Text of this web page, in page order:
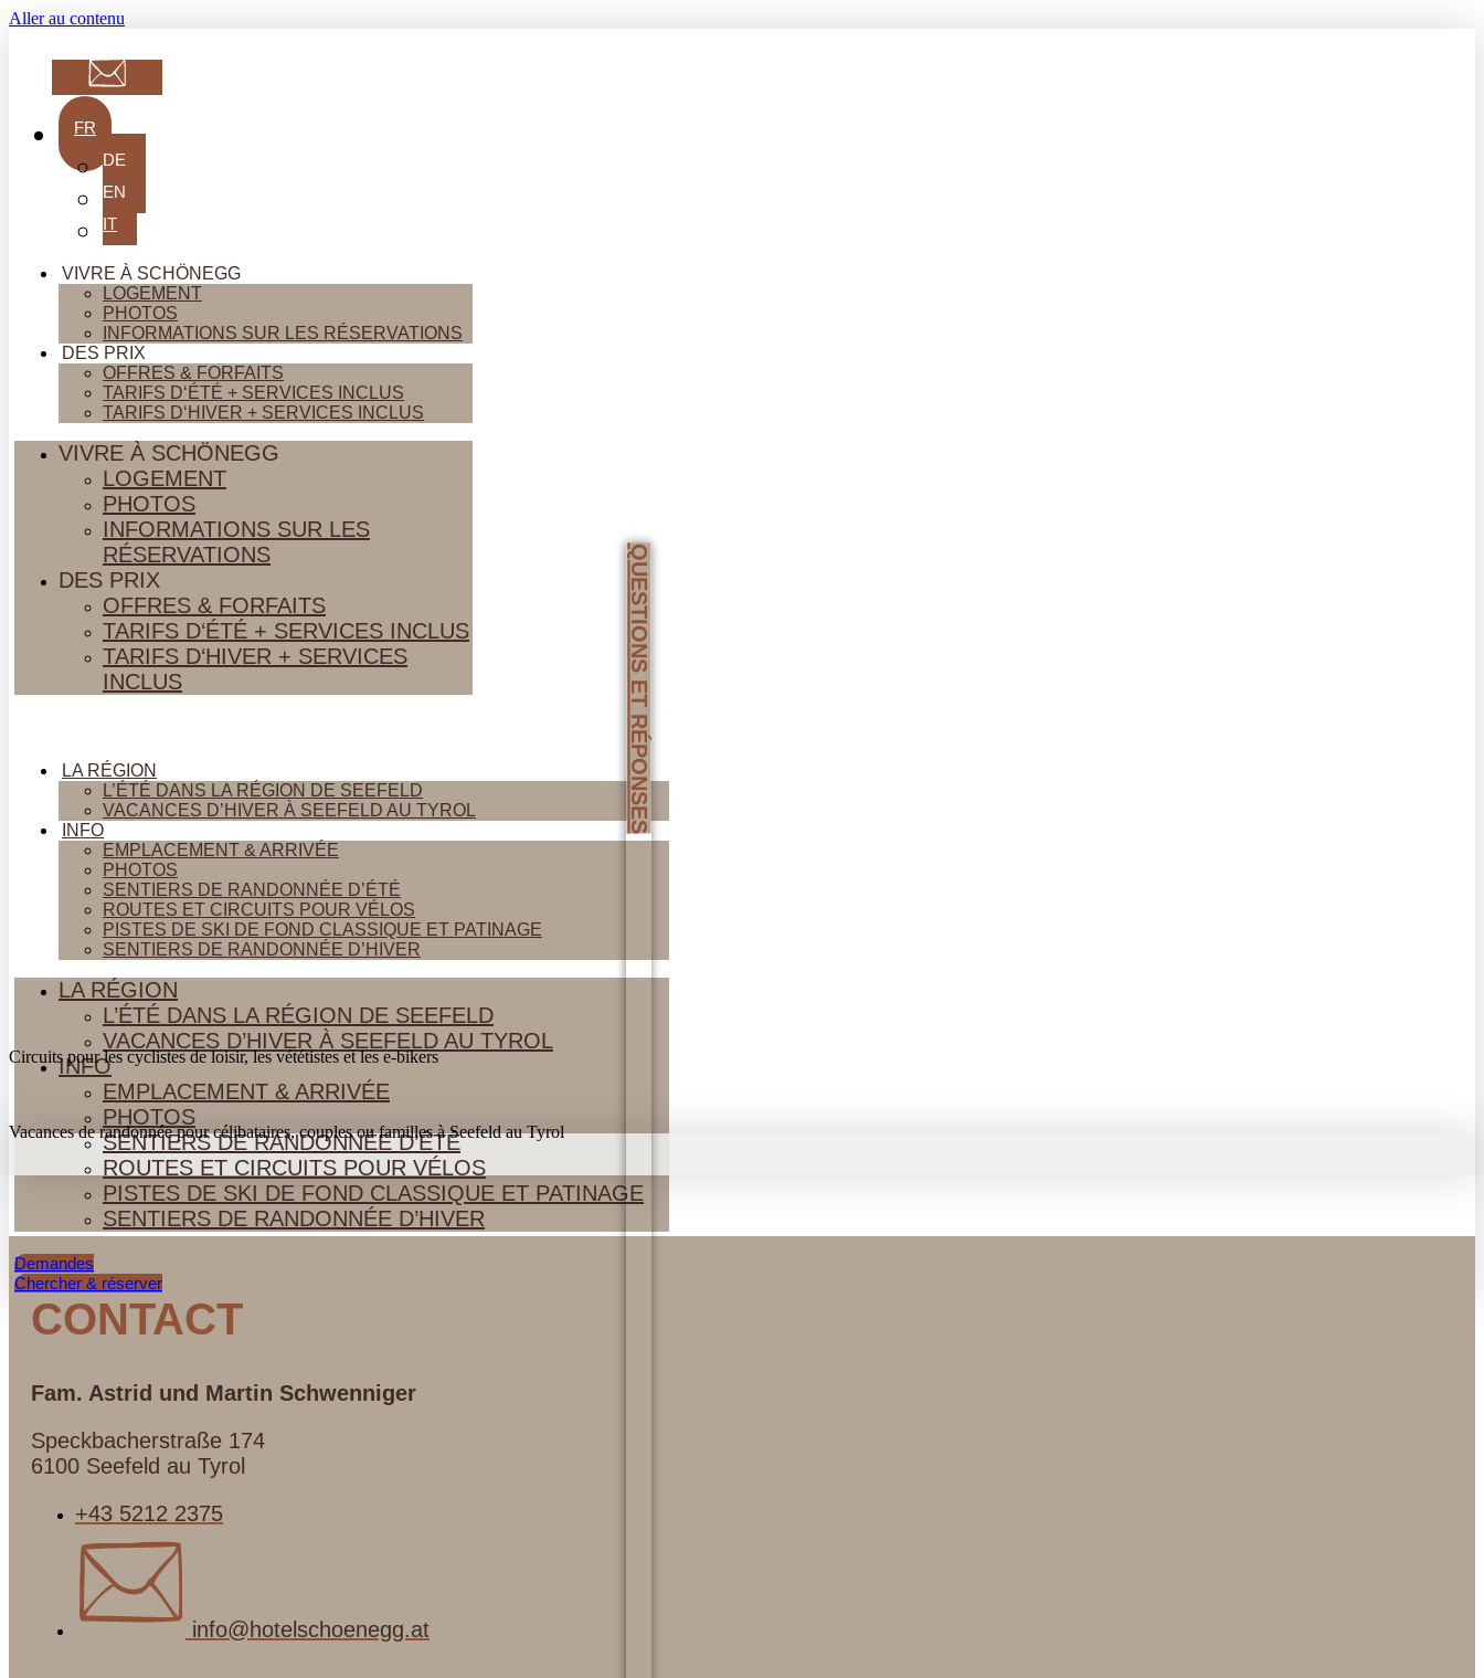
Aller au contenu
FR
DE
EN
IT
VIVRE À SCHÖNEGG
LOGEMENT
PHOTOS
INFORMATIONS SUR LES RÉSERVATIONS
DES PRIX
OFFRES & FORFAITS
TARIFS D‘ÉTÉ + SERVICES INCLUS
TARIFS D‘HIVER + SERVICES INCLUS
VIVRE À SCHÖNEGG
LOGEMENT
PHOTOS
INFORMATIONS SUR LES
RÉSERVATIONS
DES PRIX
OFFRES & FORFAITS
TARIFS D‘ÉTÉ + SERVICES INCLUS
TARIFS D‘HIVER + SERVICES
INCLUS
LA RÉGION
L’ÉTÉ DANS LA RÉGION DE SEEFELD
VACANCES D’HIVER À SEEFELD AU TYROL
INFO
EMPLACEMENT & ARRIVÉE
PHOTOS
SENTIERS DE RANDONNÉE D’ÉTÉ
ROUTES ET CIRCUITS POUR VÉLOS
PISTES DE SKI DE FOND CLASSIQUE ET PATINAGE
SENTIERS DE RANDONNÉE D’HIVER
LA RÉGION
L’ÉTÉ DANS LA RÉGION DE SEEFELD
VACANCES D’HIVER À SEEFELD AU TYROL
INFO
EMPLACEMENT & ARRIVÉE
PHOTOS
SENTIERS DE RANDONNÉE D’ÉTÉ
ROUTES ET CIRCUITS POUR VÉLOS
PISTES DE SKI DE FOND CLASSIQUE ET PATINAGE
SENTIERS DE RANDONNÉE D’HIVER
Demandes
Chercher & réserver
Circuits pour les cyclistes de loisir, les vététistes et les e-bikers
Vacances de randonnée pour célibataires, couples ou familles à Seefeld au Tyrol
QUESTIONS ET RÉPONSES
CONTACT
Fam. Astrid und Martin Schwenniger
Speckbacherstraße 174
6100 Seefeld au Tyrol
+43 5212 2375
info@hotelschoenegg.at